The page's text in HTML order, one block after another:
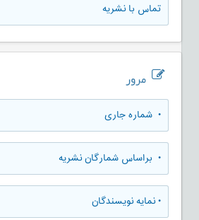
تماس با نشریه
مرور
• شماره جاری
• براساس شمارگان نشریه
•نمایه نویسندگان